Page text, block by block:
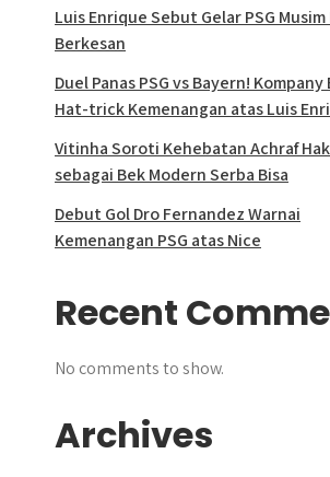
Luis Enrique Sebut Gelar PSG
Berkesan
Duel Panas PSG vs Bayern! Kompany
Hat-trick Kemenangan atas Luis
Vitinha Soroti Kehebatan Achraf
sebagai Bek Modern Serba Bisa
Debut Gol Dro Fernandez Warnai
Kemenangan PSG atas Nice
Recent
No comments to show.
Archives